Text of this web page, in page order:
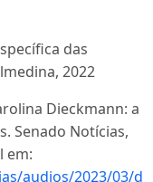
das
2022
Dieckmann: a
Senado Notícias,
em:
audios/2023/03/